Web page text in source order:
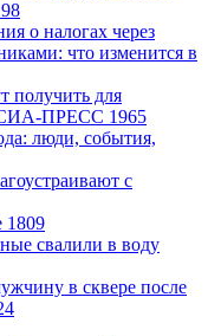
о налогах через
что изменится в
получить для
СИА-ПРЕСС 1965
люди, события,
с
1809
свалили в воду
в сквере после